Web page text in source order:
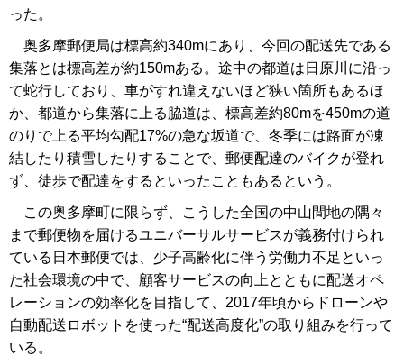
った。
奥多摩郵便局は標高約340mにあり、今回の配送先である
集落とは標高差が約150mある。途中の都道は日原川に沿っ
て蛇行しており、車がすれ違えないほど狭い箇所もあるほ
か、都道から集落に上る脇道は、標高差約80mを450mの道
のりで上る平均勾配17%の急な坂道で、冬季には路面が凍
結したり積雪したりすることで、郵便配達のバイクが登れ
ず、徒歩で配達をするといったこともあるという。
この奥多摩町に限らず、こうした全国の中山間地の隅々
まで郵便物を届けるユニバーサルサービスが義務付けられ
ている日本郵便では、少子高齢化に伴う労働力不足といっ
た社会環境の中で、顧客サービスの向上とともに配送オペ
レーションの効率化を目指して、2017年頃からドローンや
自動配送ロボットを使った“配送高度化”の取り組みを行って
いる。